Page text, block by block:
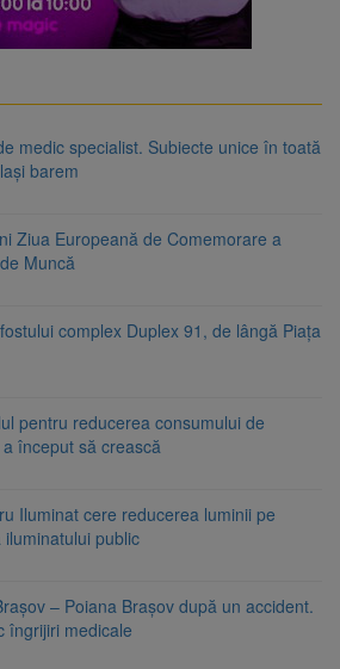
medic specialist. Subiecte unice în toată
barem
Ziua Europeană de Comemorare a
Muncă
complex Duplex 91, de lângă Piața
pentru reducerea consumului de
început să crească
Iluminat cere reducerea luminii pe
public
– Poiana Brașov după un accident.
îngrijiri medicale